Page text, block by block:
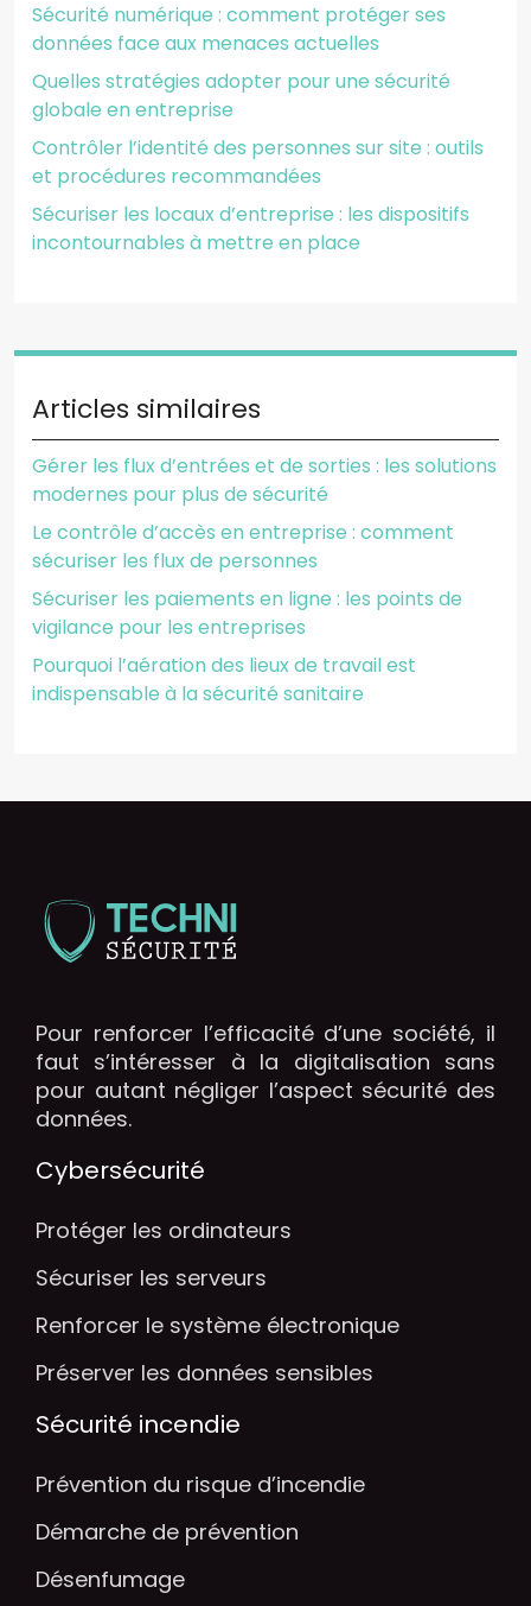
Sécurité numérique : comment protéger ses
données face aux menaces actuelles
Quelles stratégies adopter pour une sécurité
globale en entreprise
Contrôler l’identité des personnes sur site : outils
et procédures recommandées
Sécuriser les locaux d’entreprise : les dispositifs
incontournables à mettre en place
Articles similaires
Gérer les flux d’entrées et de sorties : les solutions
modernes pour plus de sécurité
Le contrôle d’accès en entreprise : comment
sécuriser les flux de personnes
Sécuriser les paiements en ligne : les points de
vigilance pour les entreprises
Pourquoi l’aération des lieux de travail est
indispensable à la sécurité sanitaire
Pour renforcer l’efficacité d’une société, il
faut s’intéresser à la digitalisation sans
pour autant négliger l’aspect sécurité des
données.
Cybersécurité
Protéger les ordinateurs
Sécuriser les serveurs
Renforcer le système électronique
Préserver les données sensibles
Sécurité incendie
Prévention du risque d’incendie
Démarche de prévention
Désenfumage